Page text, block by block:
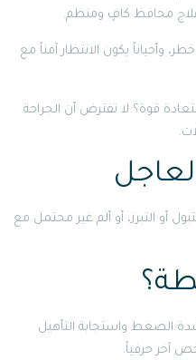
محافظ كافٍ ومنظم.
وأحياناً يكون الانتظار آمناً مع
قوة؟ لا تفترض أن الجراحة
أو التبرز، أو ألم غير محتمل مع
الضغط واستجابة التأهيل
آخر حرفياً.